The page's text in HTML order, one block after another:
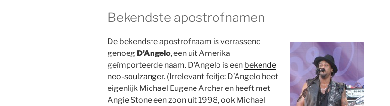
Bekendste apostrofnamen
De bekendste apostrofnaam is verrassend
genoeg D’Angelo, een uit Amerika
geïmporteerde naam. D’Angelo is een bekende
neo-soulzanger. (Irrelevant feitje: D’Angelo heet
eigenlijk Michael Eugene Archer en heeft met
Angie Stone een zoon uit 1998, ook Michael